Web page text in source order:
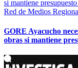
Red de Medios
GORE Ayacucho
obras si mantiene